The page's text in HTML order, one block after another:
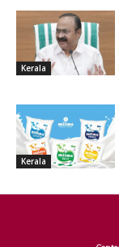
Kerala
Kerala